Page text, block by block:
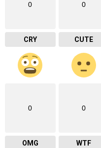
0
CRY
0
CUTE
0
OMG
0
WTF